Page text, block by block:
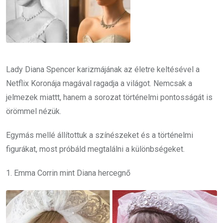
Lady Diana Spencer karizmájának az életre keltésével a
Netflix Koronája magával ragadja a világot. Nemcsak a
jelmezek miattt, hanem a sorozat történelmi pontosságát is
örömmel nézük.
Egymás mellé állítottuk a színészeket és a történelmi
figurákat, most próbáld megtalálni a különbségeket.
1. Emma Corrin mint Diana hercegnő